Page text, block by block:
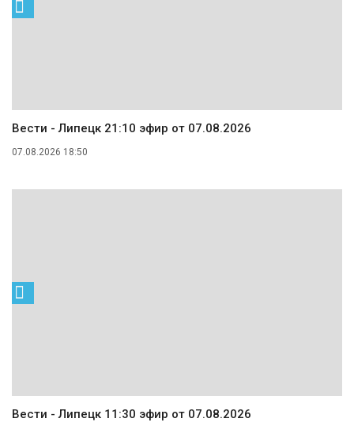
Вести - Липецк 21:10 эфир от 07.08.2026
07.08.2026 18:50
Вести - Липецк 11:30 эфир от 07.08.2026